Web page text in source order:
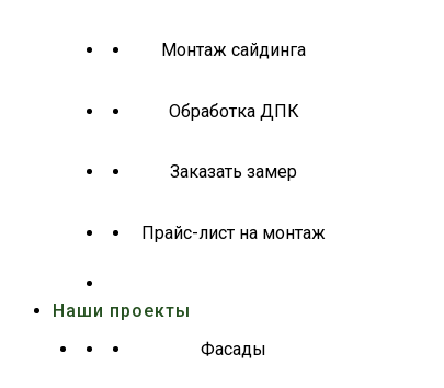
Монтаж сайдинга
Обработка ДПК
Заказать замер
Прайс-лист на монтаж
Наши проекты
Фасады